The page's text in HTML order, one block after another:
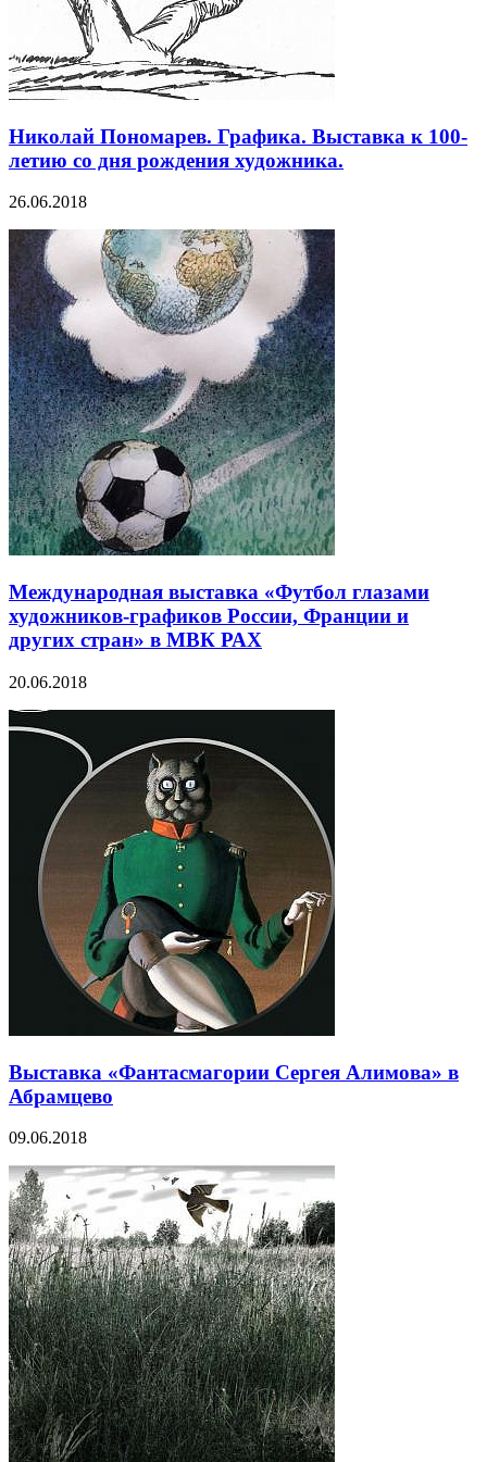
Николай Пономарев. Графика. Выставка к 100-
летию со дня рождения художника.
26.06.2018
Международная выставка «Футбол глазами
художников-графиков России, Франции и
других стран» в МВК РАХ
20.06.2018
Выставка «Фантасмагории Сергея Алимова» в
Абрамцево
09.06.2018